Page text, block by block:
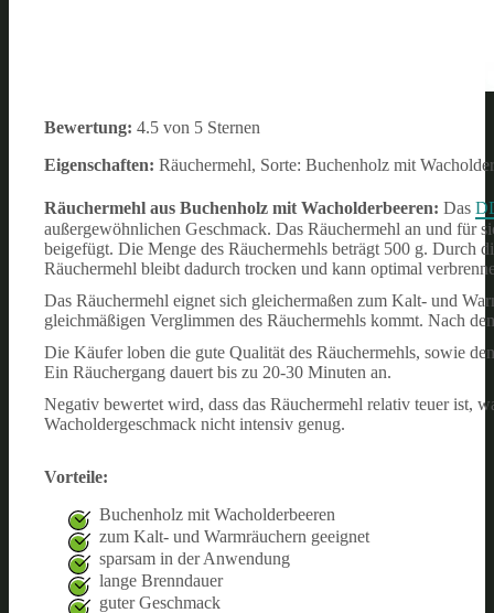
Bewertung: 4.5 von 5 Sternen
Eigenschaften: Räuchermehl, Sorte: Buchenholz mit
Räuchermehl aus Buchenholz mit Wacholderbeeren: Das
außergewöhnlichen Geschmack. Das Räuchermehl an und für
beigefügt. Die Menge des Räuchermehls beträgt 500 g. Durch
Räuchermehl bleibt dadurch trocken und kann optimal
Das Räuchermehl eignet sich gleichermaßen zum Kalt- und
gleichmäßigen Verglimmen des Räuchermehls kommt. Nach
Die Käufer loben die gute Qualität des Räuchermehls, sowie
Ein Räuchergang dauert bis zu 20-30 Minuten an.
Negativ bewertet wird, dass das Räuchermehl relativ teuer ist,
Wacholdergeschmack nicht intensiv genug.
Vorteile:
Buchenholz mit Wacholderbeeren
zum Kalt- und Warmräuchern geeignet
sparsam in der Anwendung
lange Brenndauer
guter Geschmack